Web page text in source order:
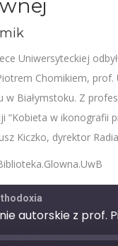
Uniwersyteckiej
Chomikiem, prof.
w Białymstoku. Z
“Kobieta w ikonografii
Kiczko, dyrektor